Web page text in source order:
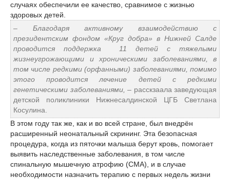
случаях обеспечили ее качество, сравнимое с жизнью
здоровых детей.
– Благодаря активному взаимодействию с
президентским фондом «Круг добра» в Нижней Салде
проводится поддержка 11 детей с тяжелыми
жизнеугрожающими и хроническими заболеваниями, в
том числе редкими (орфанными) заболеваниями, помимо
этого проводится лечение детей с редкими
генетическими заболеваниями, – расскзаала заведующая
детской поликлиники Нижнесалдинской ЦГБ Светлана
Косулина.
В этом году так же, как и во всей стране, был внедрён
расширенный неонатальный скрининг. Эта безопасная
процедура, когда из пяточки малыша берут кровь, помогает
выявить наследственные заболевания, в том числе
спинальную мышечную атрофию (СМА), и в случае
необходимости назначить терапию с первых недель жизни